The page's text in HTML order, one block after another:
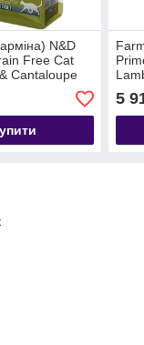
N&D
Free Cat
Cantaloupe
сухий корм з
для
5